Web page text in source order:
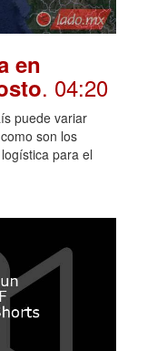
en
. 04:20
puede variar
son los
para el